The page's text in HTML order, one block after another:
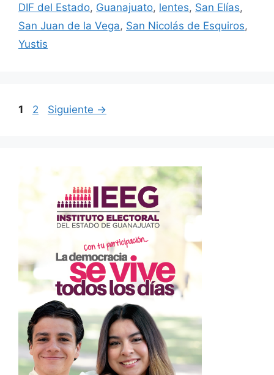
DIF del Estado, Guanajuato, lentes, San Elías,
San Juan de la Vega, San Nicolás de Esquiros,
Yustis
Página
1 Página
2 Siguiente →